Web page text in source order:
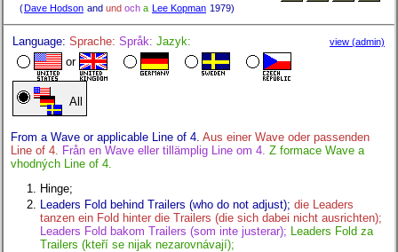
( Dave Hodson and und och a Lee Kopman 1979)
Language: Sprache: Språk: Jazyk:
or
All
view (admin)
From a Wave or applicable Line of 4. Aus einer Wave oder passenden
Line of 4. Från en Wave eller tillämplig Line om 4. Z formace Wave a
vhodných Line of 4.
Hinge;
Leaders Fold behind Trailers (who do not adjust); die Leaders
tanzen ein Fold hinter die Trailers (die sich dabei nicht ausrichten);
Leaders Fold bakom Trailers (som inte justerar);
Leaders Fold za
Trailers (kteří se nijak nezarovnávají);